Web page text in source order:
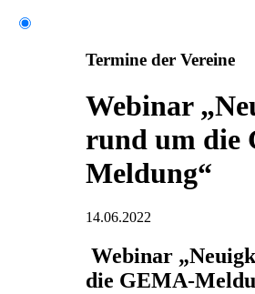
Termine der Vereine
Webinar
rund um die
Meldung“
14.06.2022
Webinar
die GEMA-